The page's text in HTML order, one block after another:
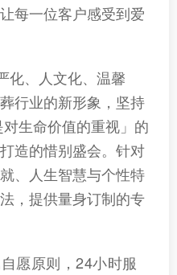
每一位客户感受到爱
化、人文化、温馨
行业的新形象，坚持
生命价值的重视」的
造的惜别盛会。针对
、人生智慧与个性特
，提供量身订制的专
愿原则，24小时服